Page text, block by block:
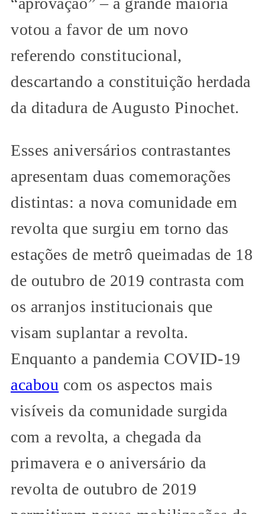
votou a favor de um novo
referendo constitucional,
descartando a constituição herdada
da ditadura de Augusto Pinochet.
Esses aniversários contrastantes
apresentam duas comemorações
distintas: a nova comunidade em
revolta que surgiu em torno das
estações de metrô queimadas de 18
de outubro de 2019 contrasta com
os arranjos institucionais que
visam suplantar a revolta.
Enquanto a pandemia COVID-19
acabou com os aspectos mais
visíveis da comunidade surgida
com a revolta, a chegada da
primavera e o aniversário da
revolta de outubro de 2019